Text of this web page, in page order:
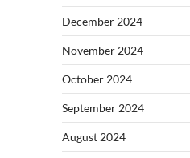
December 2024
November 2024
October 2024
September 2024
August 2024